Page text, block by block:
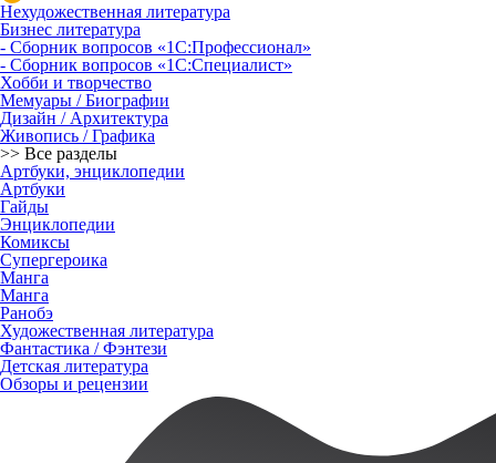
Нехудожественная литература
Бизнес литература
- Сборник вопросов «1С:Профессионал»
- Сборник вопросов «1С:Специалист»
Хобби и творчество
Мемуары / Биографии
Дизайн / Архитектура
Живопись / Графика
>> Все разделы
Артбуки, энциклопедии
Артбуки
Гайды
Энциклопедии
Комиксы
Супергероика
Манга
Манга
Ранобэ
Художественная литература
Фантастика / Фэнтези
Детская литература
Обзоры и рецензии